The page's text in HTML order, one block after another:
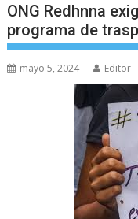
ONG Redhnna
programa de
mayo 5, 2024 Editor